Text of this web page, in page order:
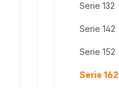
Serie 132
Serie 142
Serie 152
Serie 162